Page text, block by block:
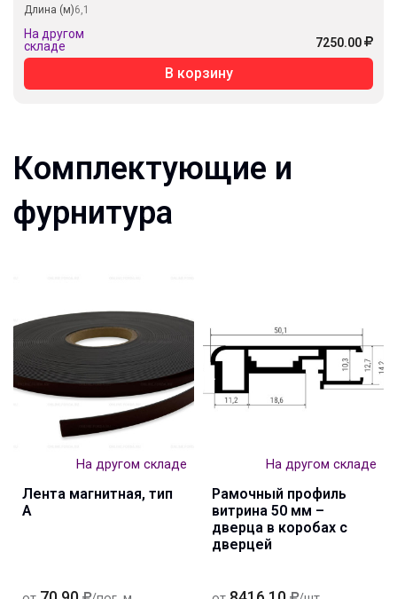
Длина (м)6,1
На другом
складе
7250.00
В корзину
Комплектующие и
фурнитура
На другом складе
Лента магнитная, тип
А
На другом складе
Рамочный профиль
витрина 50 мм –
дверца в коробах с
дверцей